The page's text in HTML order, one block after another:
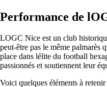
Performance de
LOGC Nice est un club
peut-être pas le même palmarès
place dans lélite du football
passionnés et soutiennent leur
Voici quelques éléments à